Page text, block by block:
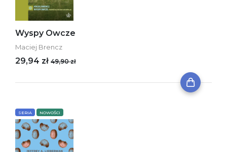
Wyspy Owcze
Maciej Brencz
29,94 zł 49,90 zł
SERIA NOWOŚCI